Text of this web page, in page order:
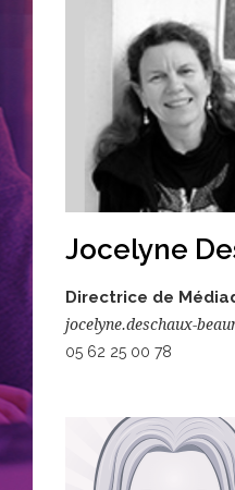
Jocelyne
Directrice de
jocelyne.deschaux-
05 62 25 00 78